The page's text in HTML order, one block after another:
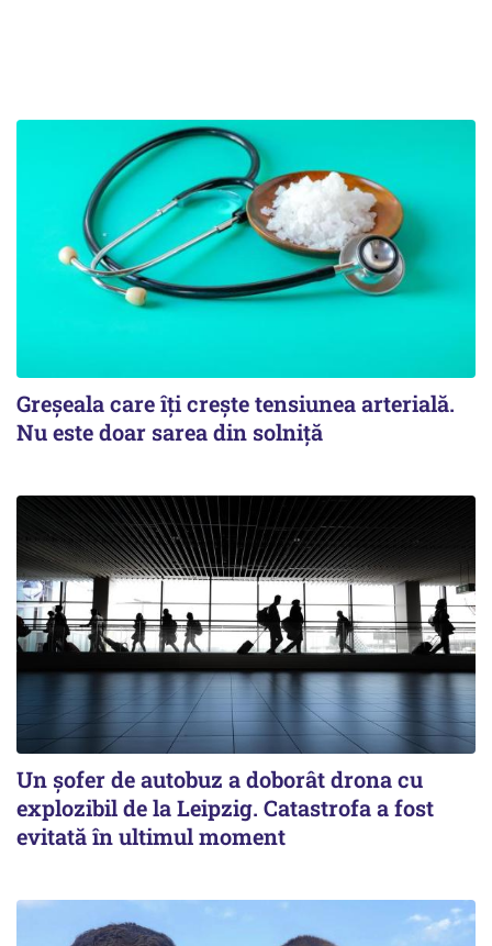
Greșeala care îți crește tensiunea arterială.
Nu este doar sarea din solniță
Un șofer de autobuz a doborât drona cu
explozibil de la Leipzig. Catastrofa a fost
evitată în ultimul moment